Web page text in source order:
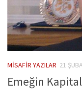
MISAFIR YAZILAR 21
Emeğin